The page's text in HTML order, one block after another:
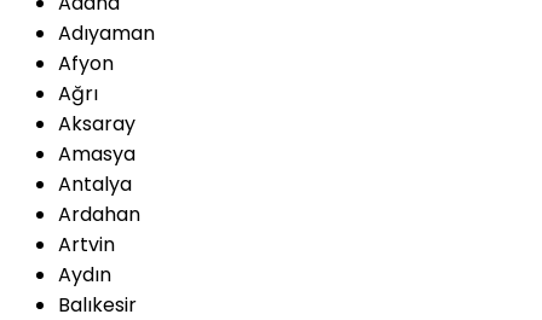
Adıyaman
Afyon
Ağrı
Aksaray
Amasya
Antalya
Ardahan
Artvin
Aydın
Balıkesir